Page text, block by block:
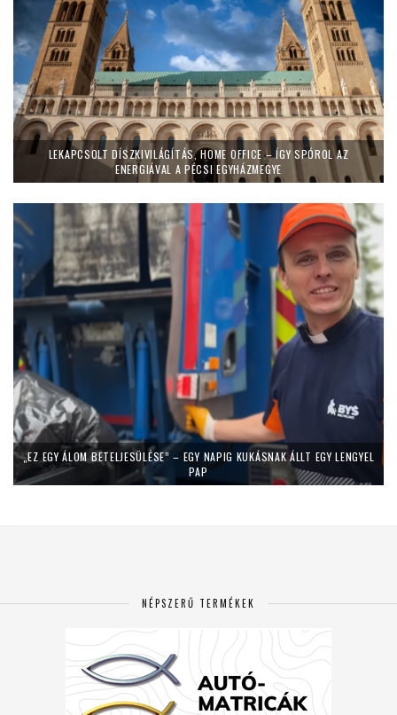
LEKAPCSOLT DÍSZKIVILÁGÍTÁS, HOME OFFICE – ÍGY SPÓROL AZ
ENERGIÁVAL A PÉCSI EGYHÁZMEGYE
„EZ EGY ÁLOM BETELJESÜLÉSE” – EGY NAPIG KUKÁSNAK ÁLLT EGY LENGYEL
PAP
NÉPSZERŰ TERMÉKEK